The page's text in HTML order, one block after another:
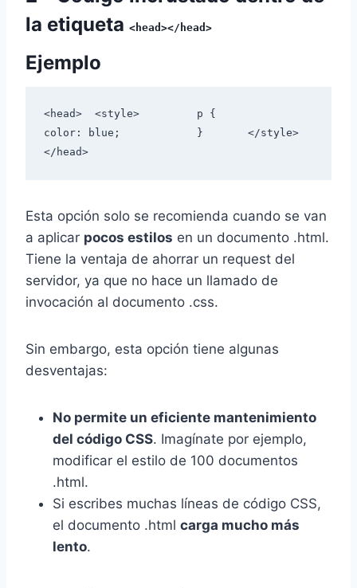
la etiqueta <head></head>
Ejemplo
<head>	<style>		p {
color: blue;		}	</style>
</head>
Esta opción solo se recomienda cuando se van
a aplicar pocos estilos en un documento .html.
Tiene la ventaja de ahorrar un request del
servidor, ya que no hace un llamado de
invocación al documento .css.
Sin embargo, esta opción tiene algunas
desventajas:
No permite un eficiente mantenimiento
del código CSS. Imagínate por ejemplo,
modificar el estilo de 100 documentos
.html.
Si escribes muchas líneas de código CSS,
el documento .html carga mucho más
lento.